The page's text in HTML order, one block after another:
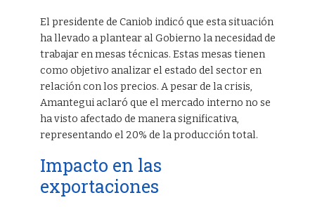
El presidente de Caniob indicó que esta situación
ha llevado a plantear al Gobierno la necesidad de
trabajar en mesas técnicas. Estas mesas tienen
como objetivo analizar el estado del sector en
relación con los precios. A pesar de la crisis,
Amantegui aclaró que el mercado interno no se
ha visto afectado de manera significativa,
representando el 20% de la producción total.
Impacto en las
exportaciones